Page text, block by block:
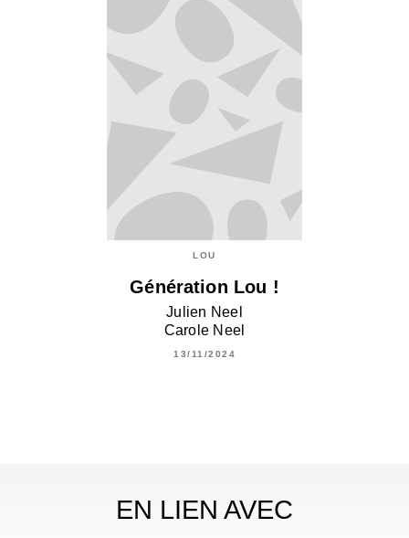
LOU
Génération Lou !
Julien Neel
Carole Neel
13/11/2024
EN LIEN AVEC